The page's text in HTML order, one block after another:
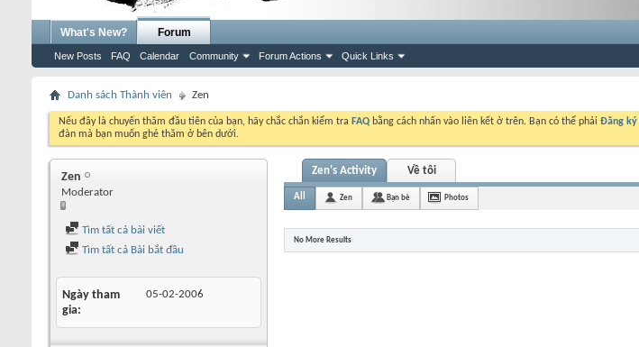
What's New? Forum
New Posts FAQ Calendar Community Forum Actions Quick Links
Danh sách Thành viên Zen
Nếu đây là chuyến thăm đầu tiên của bạn, hãy chắc chắn kiểm tra FAQ bằng cách nhấn vào liên kết ở trên. Bạn có thể phải Đăng ký
đàn mà bạn muốn ghé thăm ở bên dưới.
Zen
Moderator
Tìm tất cả bài viết
Tìm tất cả Bài bắt đầu
Ngày tham
gia
05-02-2006
Zen's Activity Về tôi
All Zen Bạn bè Photos
No More Results